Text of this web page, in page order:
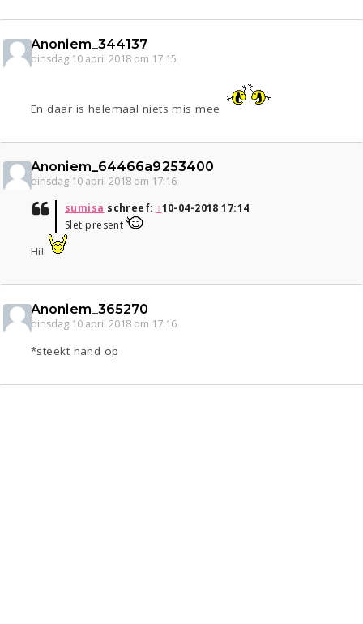
Anoniem_344137
dinsdag 10 april 2018 om 17:15
En daar is helemaal niets mis mee
Anoniem_64466a9253400
dinsdag 10 april 2018 om 17:16
sumisa schreef: ↑10-04-2018 17:14
Slet present
Hi!
Anoniem_365270
dinsdag 10 april 2018 om 17:16
*steekt hand op